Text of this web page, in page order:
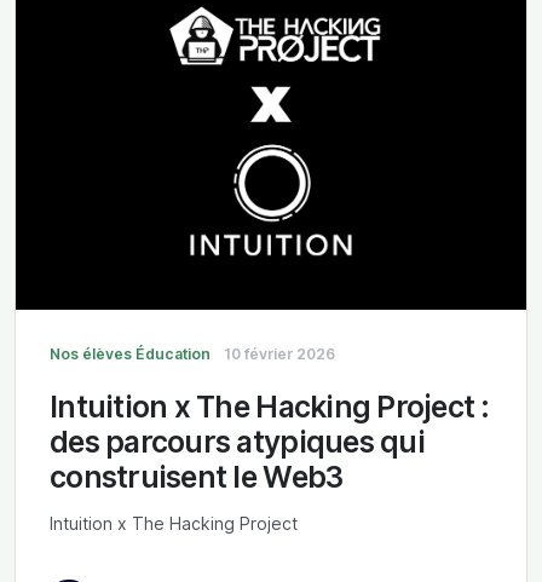
Nos élèves Éducation 10 février 2026
Intuition x The Hacking Project :
des parcours atypiques qui
construisent le Web3
Intuition x The Hacking Project